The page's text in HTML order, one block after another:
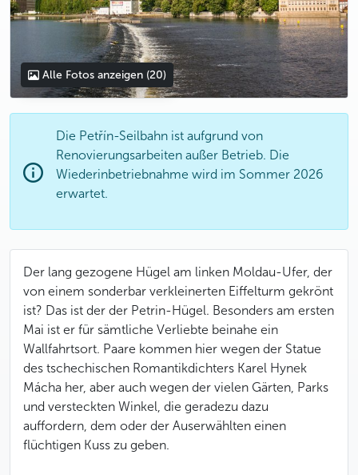
Alle Fotos anzeigen (20)
Die Petřín-Seilbahn ist aufgrund von
Renovierungsarbeiten außer Betrieb. Die
Wiederinbetriebnahme wird im Sommer 2026
erwartet.
Der lang gezogene Hügel am linken Moldau-Ufer, der
von einem sonderbar verkleinerten Eiffelturm gekrönt
ist? Das ist der der Petrin-Hügel. Besonders am ersten
Mai ist er für sämtliche Verliebte beinahe ein
Wallfahrtsort. Paare kommen hier wegen der Statue
des tschechischen Romantikdichters Karel Hynek
Mácha her, aber auch wegen der vielen Gärten, Parks
und versteckten Winkel, die geradezu dazu
auffordern, dem oder der Auserwählten einen
flüchtigen Kuss zu geben.